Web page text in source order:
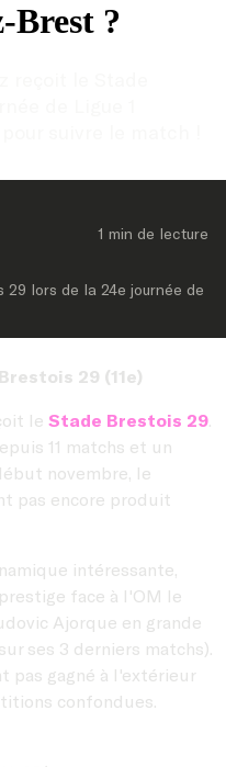
Brest ?
1 min de lecture
lors de la 24e journée de
29 (11e)
le Stade Brestois 29.
11 matchs et un
novembre, le
pas encore produit
intéressante,
face à l'OM le
Ajorque en grande
ses 3 derniers matchs).
pas gagné à l'extérieur
confondues.